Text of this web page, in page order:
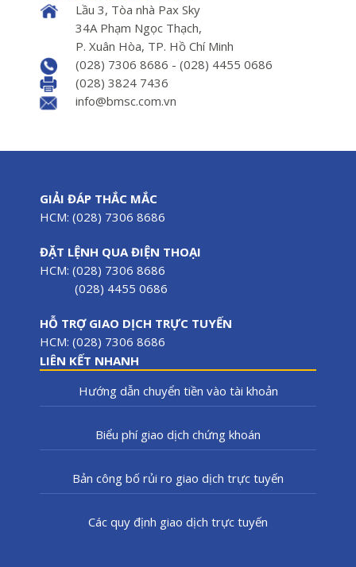
Lầu 3, Tòa nhà Pax Sky
34A Phạm Ngọc Thạch,
P. Xuân Hòa, TP. Hồ Chí Minh
(028) 7306 8686 - (028) 4455 0686
(028) 3824 7436
info@bmsc.com.vn
GIẢI ĐÁP THẮC MẮC
HCM: (028) 7306 8686
ĐẶT LỆNH QUA ĐIỆN THOẠI
HCM: (028) 7306 8686
(028) 4455 0686
HỖ TRỢ GIAO DỊCH TRỰC TUYẾN
HCM: (028) 7306 8686
LIÊN KẾT NHANH
Hướng dẫn chuyển tiền vào tài khoản
Biểu phí giao dịch chứng khoán
Bản công bố rủi ro giao dịch trực tuyến
Các quy định giao dịch trực tuyến